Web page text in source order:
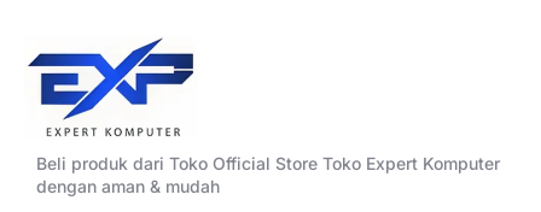
Beli produk dari Toko Official Store Toko Expert Komputer
dengan aman & mudah